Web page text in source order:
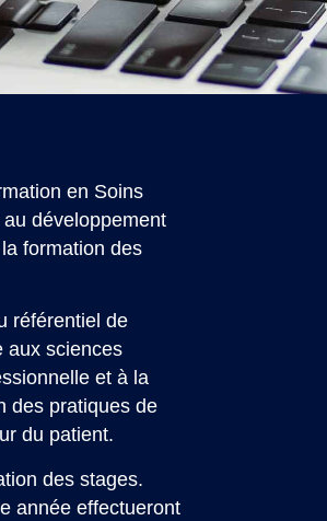
en Soins
développement
formation des
référentiel de
aux sciences
et à la
des pratiques de
du patient.
des stages.
année effectueront